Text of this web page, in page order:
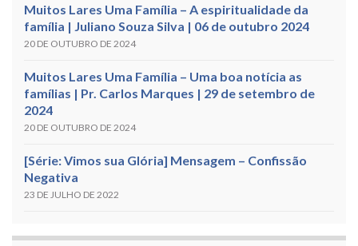
Muitos Lares Uma Família – A espiritualidade da
família | Juliano Souza Silva | 06 de outubro 2024
20 DE OUTUBRO DE 2024
Muitos Lares Uma Família – Uma boa notícia as
famílias | Pr. Carlos Marques | 29 de setembro de
2024
20 DE OUTUBRO DE 2024
[Série: Vimos sua Glória] Mensagem – Confissão
Negativa
23 DE JULHO DE 2022